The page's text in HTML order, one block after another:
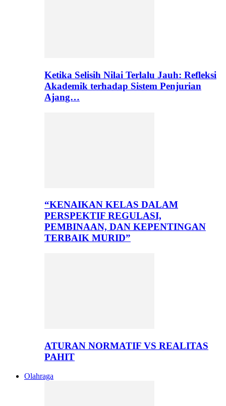
Ketika Selisih Nilai Terlalu Jauh: Refleksi
Akademik terhadap Sistem Penjurian
Ajang…
“KENAIKAN KELAS DALAM
PERSPEKTIF REGULASI,
PEMBINAAN, DAN KEPENTINGAN
TERBAIK MURID”
ATURAN NORMATIF VS REALITAS
PAHIT
Olahraga